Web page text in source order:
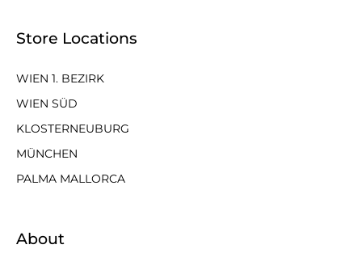
Store Locations
WIEN 1. BEZIRK
WIEN SÜD
KLOSTERNEUBURG
MÜNCHEN
PALMA MALLORCA
About